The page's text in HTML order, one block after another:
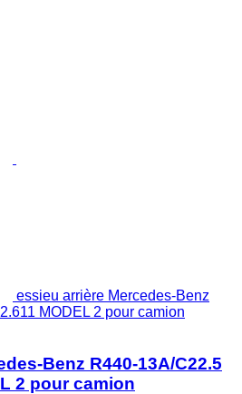
essieu arrière Mercedes-Benz
MODEL 2 pour camion
Benz R440-13A/C22.5
2 pour camion